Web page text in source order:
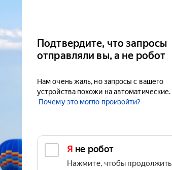
Подтвердите, что запросы
отправляли вы, а не робот
Нам очень жаль, но запросы с вашего
устройства похожи на автоматические.
Почему это могло произойти?
Я не робот
Нажмите, чтобы продолжить